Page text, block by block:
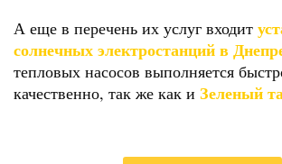
А еще в перечень их услуг входит
солнечных электростанций в
тепловых насосов выполняется
качественно, так же как и Зеленый